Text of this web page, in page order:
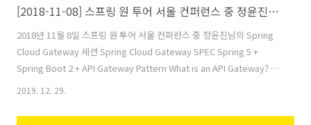
[2018-11-08] 스프링 원 투어 서울 컨퍼런스 중 정윤진님의 Spring Cloud Gateway 세션
2018년 11월 8일 스프링 원 투어 서울 컨퍼런스 중 정윤진님의 Spring
Cloud Gateway 세션 Spring Cloud Gateway SPEC Spring 5 +
Spring Boot 2 + API Gateway Pattern What is an API Gateway? 하
나로 요청을 받아, 요청을 분리. Routing Canary-ing Security
Gateway Type Appliance SAAS (ex: ELB) Web Server Mesh Side
2019. 12. 29.